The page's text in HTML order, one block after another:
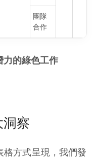
團隊
合作
力的綠色工作
察
方式呈現，我們發